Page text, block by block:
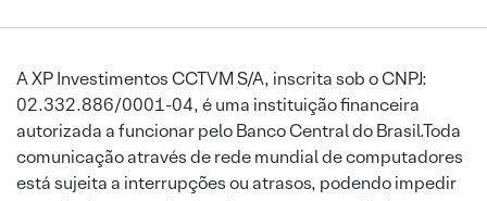
A XP Investimentos CCTVM S/A, inscrita sob o CNPJ:
02.332.886/0001-04, é uma instituição financeira
autorizada a funcionar pelo Banco Central do Brasil.Toda
comunicação através de rede mundial de computadores
está sujeita a interrupções ou atrasos, podendo impedir